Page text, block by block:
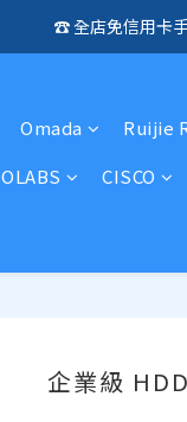
🛍️  全店
☎️ 全店免信用卡
Omada Ruijie
OLABS CISCO
企業級 HDD